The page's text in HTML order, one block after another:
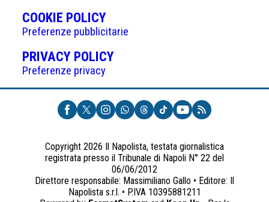
COOKIE POLICY(APRE
IN
UNA
NUOVA
Preferenze pubblicitarie
PRIVACY POLICY(APRE
UNA
NUOVA
SCHEDA)
Preferenze privacy
Copyright 2026 Il Napolista, testata giornalistica
registrata presso il Tribunale di Napoli N° 22 del
06/06/2012
Direttore responsabile: Massimiliano Gallo • Editore: Il
Napolista s.r.l. • P.IVA 10395881211